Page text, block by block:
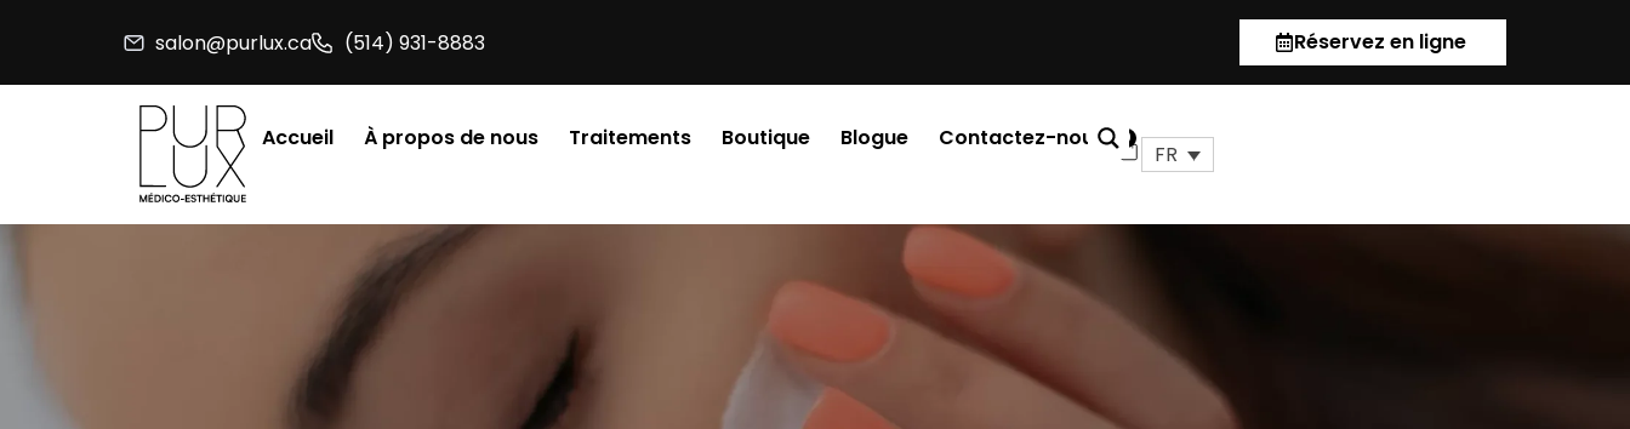
salon@purlux.ca (514) 931-8883 Réservez en ligne
Accueil À propos de nous Traitements Boutique Blogue Contactez-nous 0
Panier
FR